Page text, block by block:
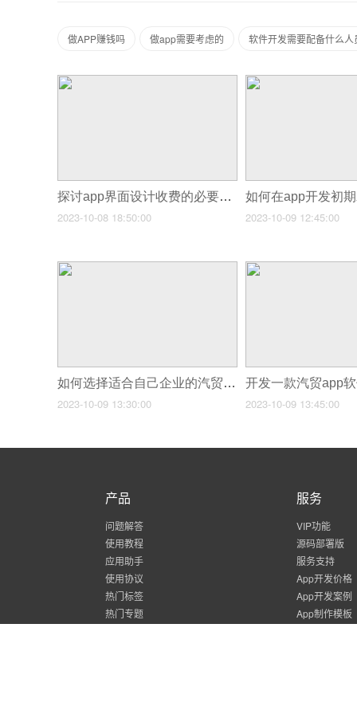
做APP赚钱吗 做app需要考虑的 软件开发需要配备什么人
探讨app界面设计收费的必要性和合理性
2023-10-08 18:50:00 2023-10-09 12:45:00
如何选择适合自己企业的汽贸汽车管理软件
2023-10-09 13:30:00 2023-10-09 13:45:00
产品
问题解答
使用教程
应用助手
使用协议
热门标签
热门专题
服务
VIP功能
源码部署版
服务支持
App开发价格
App开发案例
App制作模板